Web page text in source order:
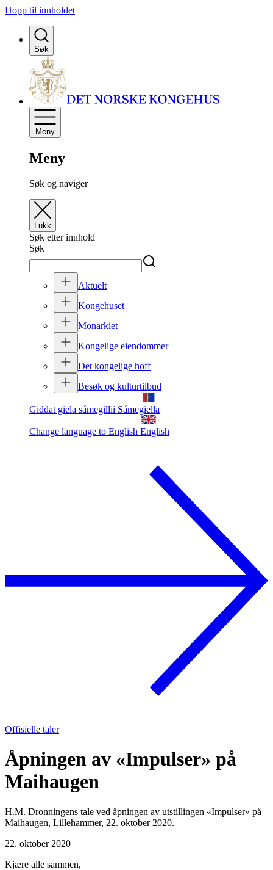
Hopp til innholdet
Søk
Meny
Meny
Søk og naviger
Lukk
Søk etter innhold
Søk
Aktuelt
Kongehuset
Monarkiet
Kongelige eiendommer
Det kongelige hoff
Besøk og kulturtilbud
Giđđat giela sámegillii Sámegiella
Change language to English English
Offisielle taler
Åpningen av «Impulser» på
Maihaugen
H.M. Dronningens tale ved åpningen av utstillingen «Impulser» på
Maihaugen, Lillehammer, 22. oktober 2020.
22. oktober 2020
Kjære alle sammen,